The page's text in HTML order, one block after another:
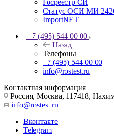
Госреестр СИ
Статус ОСИ МИ
ImportNET
+7 (495) 544 00 00
Назад
Телефоны
+7 (495) 544 00 00
info@rostest.ru
Контактная информация
Россия, Москва, 117418,
info@rostest.ru
Вконтакте
Telegram